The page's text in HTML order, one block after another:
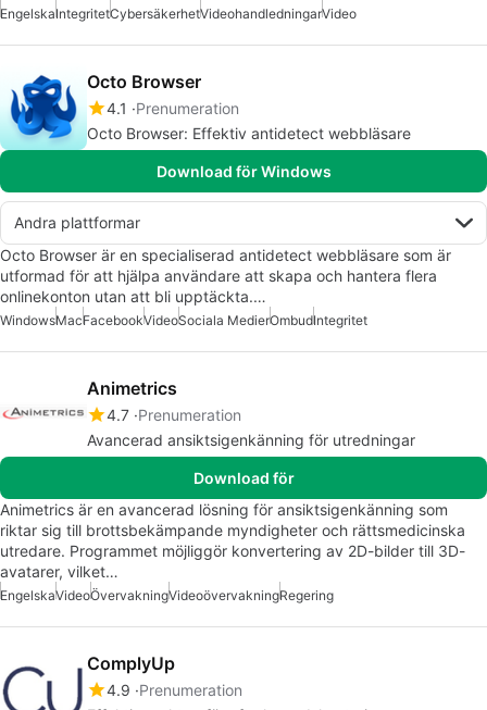
EngelskaIntegritetCybersäkerhetVideohandledningarVideo
Octo Browser
4.1
Prenumeration
Octo Browser: Effektiv antidetect webbläsare
Download för Windows
Andra plattformar
Octo Browser är en specialiserad antidetect webbläsare som är
utformad för att hjälpa användare att skapa och hantera flera
onlinekonton utan att bli upptäckta.…
WindowsMacFacebookVideoSociala MedierOmbudIntegritet
Animetrics
4.7 Prenumeration
Avancerad ansiktsigenkänning för utredningar
Download för
Animetrics är en avancerad lösning för ansiktsigenkänning som
riktar sig till brottsbekämpande myndigheter och rättsmedicinska
utredare. Programmet möjliggör konvertering av 2D-bilder till 3D-
avatarer, vilket…
EngelskaVideoÖvervakningVideoövervakningRegering
ComplyUp
4.9 Prenumeration